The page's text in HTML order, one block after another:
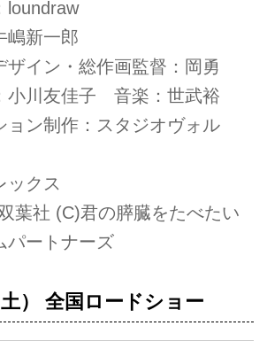
loundraw
嶋新一郎
ザイン・総作画監督：岡勇
川友佳子 音楽：世武裕
ン制作：スタジオヴォル
ックス
葉社 (C)君の膵臓をたべたい
パートナーズ
） 全国ロードショー